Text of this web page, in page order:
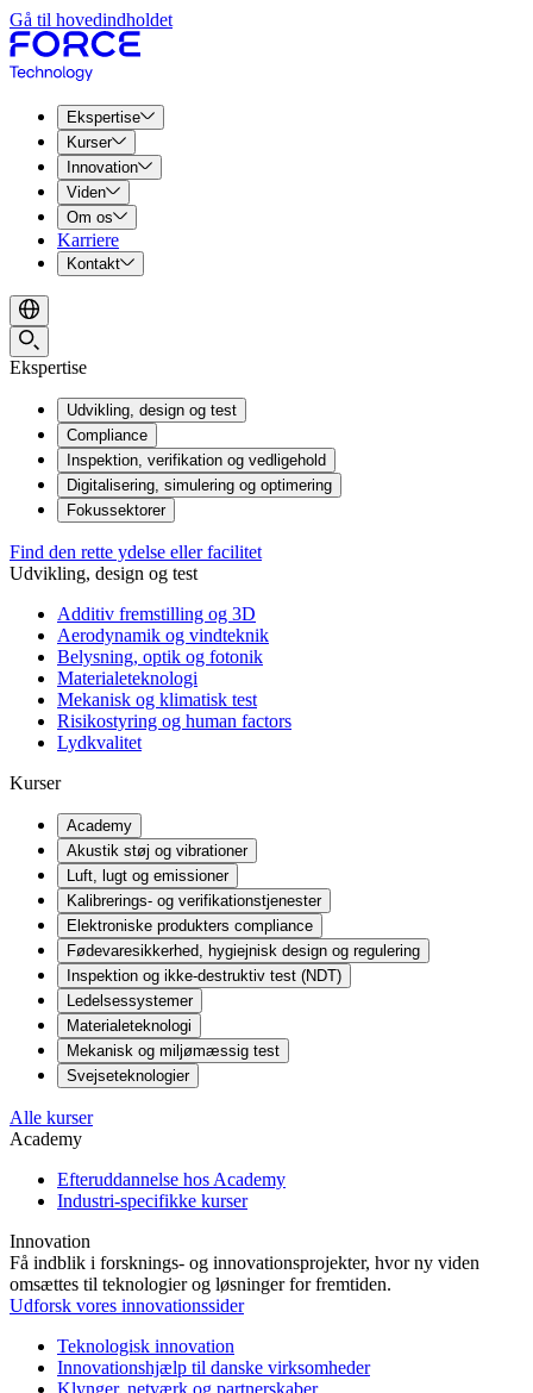
Gå til hovedindholdet
Ekspertise
Kurser
Innovation
Viden
Om os
Karriere
Kontakt
Ekspertise
Udvikling, design og test
Compliance
Inspektion, verifikation og vedligehold
Digitalisering, simulering og optimering
Fokussektorer
Find den rette ydelse eller facilitet
Udvikling, design og test
Additiv fremstilling og 3D
Aerodynamik og vindteknik
Belysning, optik og fotonik
Materialeteknologi
Mekanisk og klimatisk test
Risikostyring og human factors
Lydkvalitet
Kurser
Academy
Akustik støj og vibrationer
Luft, lugt og emissioner
Kalibrerings- og verifikationstjenester
Elektroniske produkters compliance
Fødevaresikkerhed, hygiejnisk design og regulering
Inspektion og ikke-destruktiv test (NDT)
Ledelsessystemer
Materialeteknologi
Mekanisk og miljømæssig test
Svejseteknologier
Alle kurser
Academy
Efteruddannelse hos Academy
Industri-specifikke kurser
Innovation
Få indblik i forsknings- og innovationsprojekter, hvor ny viden
omsættes til teknologier og løsninger for fremtiden.
Udforsk vores innovationssider
Teknologisk innovation
Innovationshjælp til danske virksomheder